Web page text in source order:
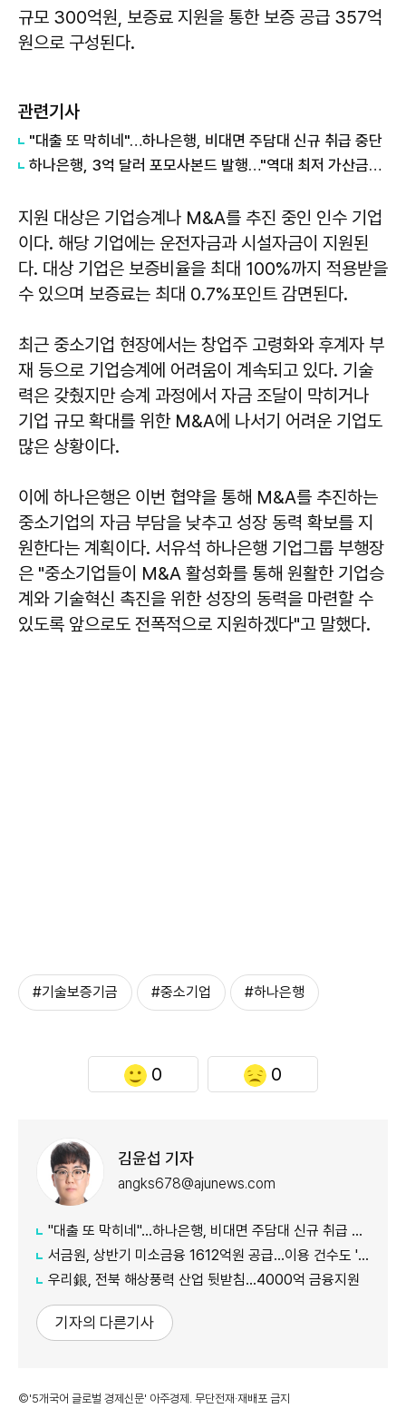
규모 300억원, 보증료 지원을 통한 보증 공급 357억
원으로 구성된다.
관련기사
"대출 또 막히네"…하나은행, 비대면 주담대 신규 취급 중단
하나은행, 3억 달러 포모사본드 발행…"역대 최저 가산금리"
지원 대상은 기업승계나 M&A를 추진 중인 인수 기업
이다. 해당 기업에는 운전자금과 시설자금이 지원된
다. 대상 기업은 보증비율을 최대 100%까지 적용받을
수 있으며 보증료는 최대 0.7%포인트 감면된다.
최근 중소기업 현장에서는 창업주 고령화와 후계자 부
재 등으로 기업승계에 어려움이 계속되고 있다. 기술
력은 갖췄지만 승계 과정에서 자금 조달이 막히거나
기업 규모 확대를 위한 M&A에 나서기 어려운 기업도
많은 상황이다.
이에 하나은행은 이번 협약을 통해 M&A를 추진하는
중소기업의 자금 부담을 낮추고 성장 동력 확보를 지
원한다는 계획이다. 서유석 하나은행 기업그룹 부행장
은 "중소기업들이 M&A 활성화를 통해 원활한 기업승
계와 기술혁신 촉진을 위한 성장의 동력을 마련할 수
있도록 앞으로도 전폭적으로 지원하겠다"고 말했다.
#기술보증기금 #중소기업 #하나은행
0 0
김윤섭 기자
angks678@ajunews.com
"대출 또 막히네"…하나은행, 비대면 주담대 신규 취급 중단
서금원, 상반기 미소금융 1612억원 공급…이용 건수도 '역대 최대'
우리銀, 전북 해상풍력 산업 뒷받침…4000억 금융지원
기자의 다른기사
©'5개국어 글로벌 경제신문' 아주경제. 무단전재·재배포 금지